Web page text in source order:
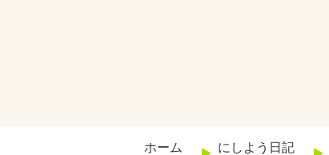
ホーム にしよう日記